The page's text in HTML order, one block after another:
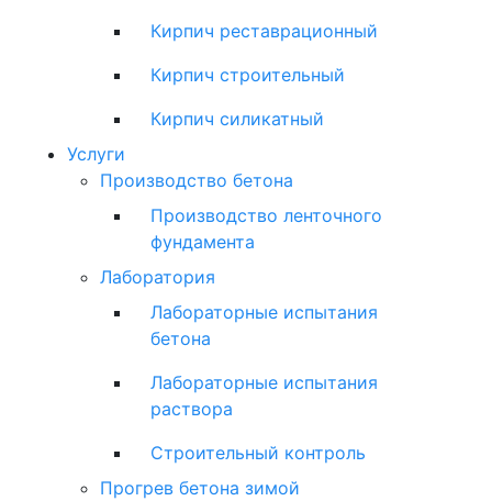
Кирпич реставрационный
Кирпич строительный
Кирпич силикатный
Услуги
Производство бетона
Производство ленточного
фундамента
Лаборатория
Лабораторные испытания
бетона
Лабораторные испытания
раствора
Строительный контроль
Прогрев бетона зимой